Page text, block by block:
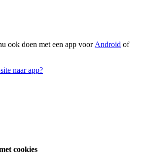
ook doen met een app voor Android of
naar app?
cookies